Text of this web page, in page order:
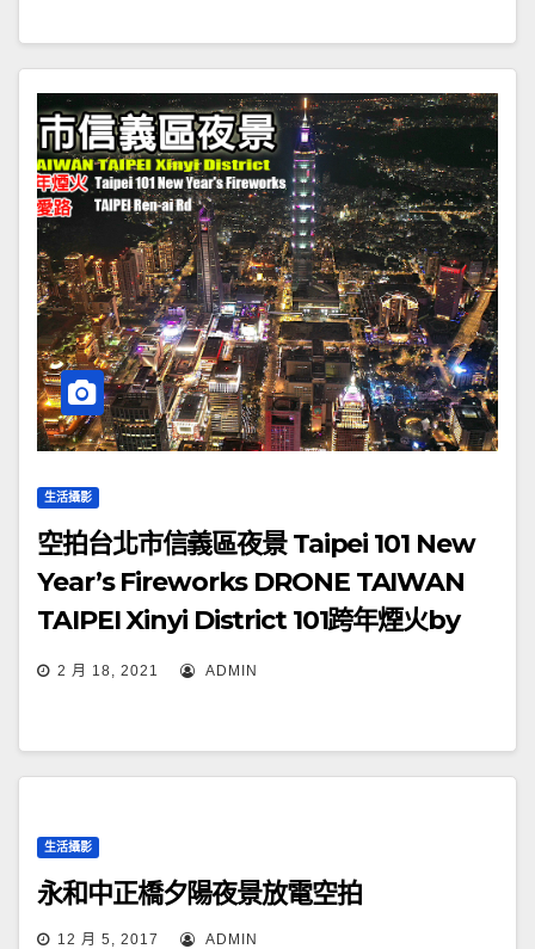
生活攝影
空拍台北市信義區夜景 Taipei 101 New
Year’s Fireworks DRONE TAIWAN
TAIPEI Xinyi District 101跨年煙火by
drone [4K]
2 月 18, 2021 ADMIN
生活攝影
永和中正橋夕陽夜景放電空拍
12 月 5, 2017 ADMIN